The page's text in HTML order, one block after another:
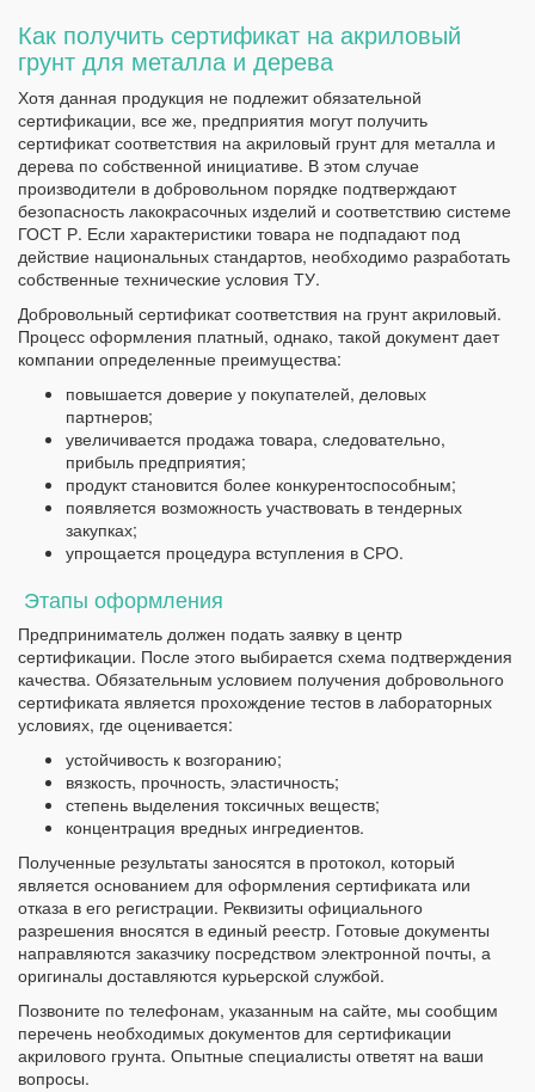
Как получить сертификат на акриловый
грунт для металла и дерева
Хотя данная продукция не подлежит обязательной
сертификации, все же, предприятия могут получить
сертификат соответствия на акриловый грунт для металла и
дерева по собственной инициативе. В этом случае
производители в добровольном порядке подтверждают
безопасность лакокрасочных изделий и соответствию системе
ГОСТ Р. Если характеристики товара не подпадают под
действие национальных стандартов, необходимо разработать
собственные технические условия ТУ.
Добровольный сертификат соответствия на грунт акриловый.
Процесс оформления платный, однако, такой документ дает
компании определенные преимущества:
повышается доверие у покупателей, деловых
партнеров;
увеличивается продажа товара, следовательно,
прибыль предприятия;
продукт становится более конкурентоспособным;
появляется возможность участвовать в тендерных
закупках;
упрощается процедура вступления в СРО.
Этапы оформления
Предприниматель должен подать заявку в центр
сертификации. После этого выбирается схема подтверждения
качества. Обязательным условием получения добровольного
сертификата является прохождение тестов в лабораторных
условиях, где оценивается:
устойчивость к возгоранию;
вязкость, прочность, эластичность;
степень выделения токсичных веществ;
концентрация вредных ингредиентов.
Полученные результаты заносятся в протокол, который
является основанием для оформления сертификата или
отказа в его регистрации. Реквизиты официального
разрешения вносятся в единый реестр. Готовые документы
направляются заказчику посредством электронной почты, а
оригиналы доставляются курьерской службой.
Позвоните по телефонам, указанным на сайте, мы сообщим
перечень необходимых документов для сертификации
акрилового грунта. Опытные специалисты ответят на ваши
вопросы.